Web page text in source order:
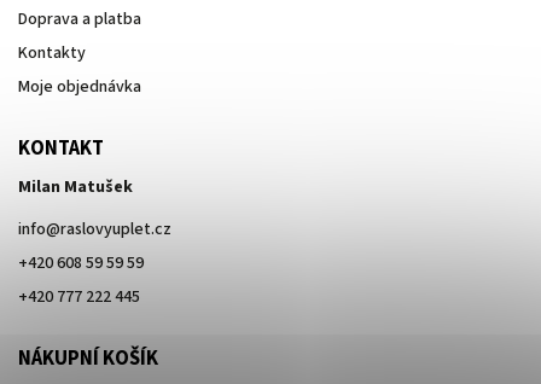
Doprava a platba
Kontakty
Moje objednávka
KONTAKT
Milan Matušek
info@raslovyuplet.cz
+420 608 59 59 59
+420 777 222 445
NÁKUPNÍ KOŠÍK